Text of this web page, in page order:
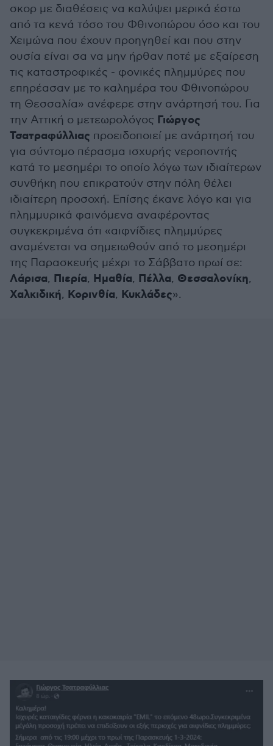
σκορ με διαθέσεις να καλύψει μερικά έστω
από τα κενά τόσο του Φθινοπώρου όσο και του
Χειμώνα που έχουν προηγηθεί και που στην
ουσία είναι σα να μην ήρθαν ποτέ με εξαίρεση
τις καταστροφικές - φονικές πλημμύρες που
επηρέασαν με το καλημέρα του Φθινοπώρου
τη Θεσσαλία» ανέφερε στην ανάρτησή του. Για
την Αττική ο μετεωρολόγος Γιώργος
Τσατραφύλλιας προειδοποιεί με ανάρτησή του
για σύντομο πέρασμα ισχυρής νεροποντής
κατά το μεσημέρι το οποίο λόγω των ιδιαίτερων
συνθήκη που επικρατούν στην πόλη θέλει
ιδιαίτερη προσοχή. Επίσης έκανε λόγο και για
πλημμυρικά φαινόμενα αναφέροντας
συγκεκριμένα ότι «αιφνίδιες πλημμύρες
αναμένεται να σημειωθούν από το μεσημέρι
της Παρασκευής μέχρι το Σάββατο πρωί σε:
Λάρισα, Πιερία, Ημαθία, Πέλλα, Θεσσαλονίκη,
Χαλκιδική, Κορινθία, Κυκλάδες».